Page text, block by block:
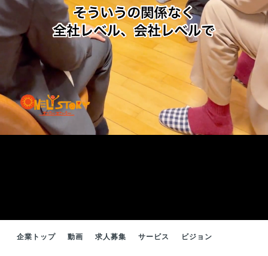
企業トップ 動画 求人募集 サービス ビジョン